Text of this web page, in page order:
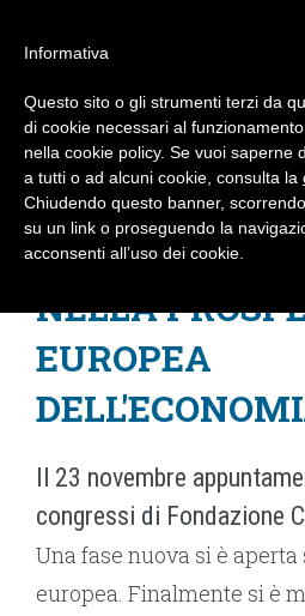
#WIS22
Home
Forum
UN FORUM SULLE
DAL SOCIAL ECONOMY
L'IMPRESA
NELLA
EUROPEA
Il 23 novembre
congressi di Fondazione
Una fase nuova si è
europea. Finalmente si è
Informativa
Questo sito o gli strumenti terzi da
di cookie necessari al
nella cookie policy. Se vuoi saperne
a tutti o ad alcuni cookie, consulta la
Chiudendo questo banner,
su un link o proseguendo la
acconsenti all’uso dei cookie.